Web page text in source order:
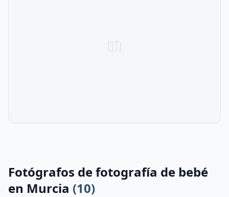
Fotógrafos de fotografía de bebé
en Murcia (10)